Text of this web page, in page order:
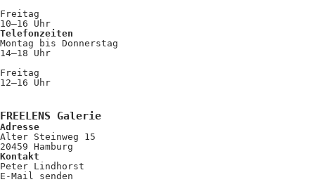
Presseausweis
Mein FREELENS
Kooperationen
Wissen A-Z
Login
Freitag
10–16 Uhr
Telefonzeiten
Montag bis Donnerstag
14–18 Uhr
Freitag
12–16 Uhr
FREELENS Galerie
Adresse
Alter Steinweg 15
20459 Hamburg
Kontakt
Peter Lindhorst
E-Mail senden